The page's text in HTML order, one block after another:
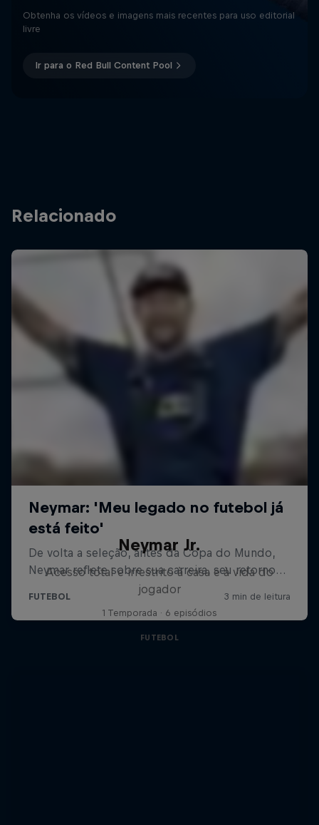
Obtenha os vídeos e imagens mais recentes para uso editorial
livre
Ir para o Red Bull Content Pool
Relacionado
Neymar Jr.
Acesso total e irrestrito à casa e à vida do
jogador
1 Temporada · 6 episódios
FUTEBOL